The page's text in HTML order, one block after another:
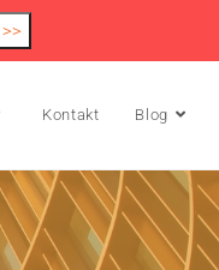
Kontakt Blog